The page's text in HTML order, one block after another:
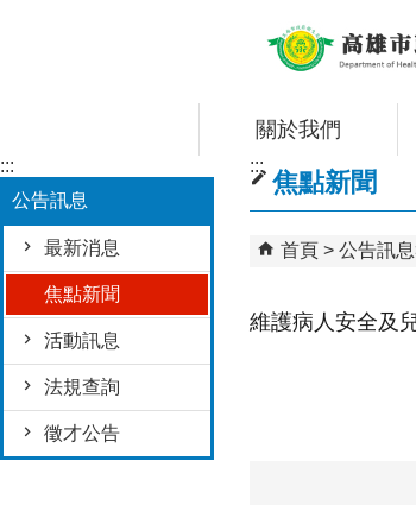
關於我們
:::
公告訊息
最新消息
焦點新聞
活動訊息
法規查詢
徵才公告
:::
焦點新聞
首頁 公告訊息
維護病人安全及